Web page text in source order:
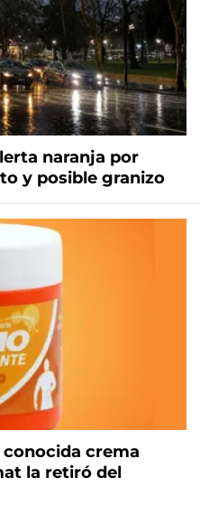
naranja por
y posible granizo
crema
la retiró del